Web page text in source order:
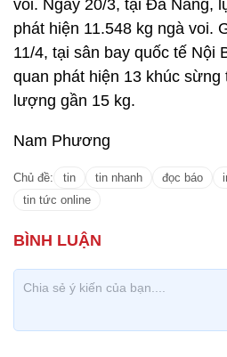
voi. Ngày 20/3, tại Đà Nẵng,
phát hiện 11.548 kg ngà voi.
11/4, tại sân bay quốc tế Nội
quan phát hiện 13 khúc sừng
lượng gần 15 kg.
Nam Phương
Chủ đề: tin tin nhanh đọc báo
tin tức online